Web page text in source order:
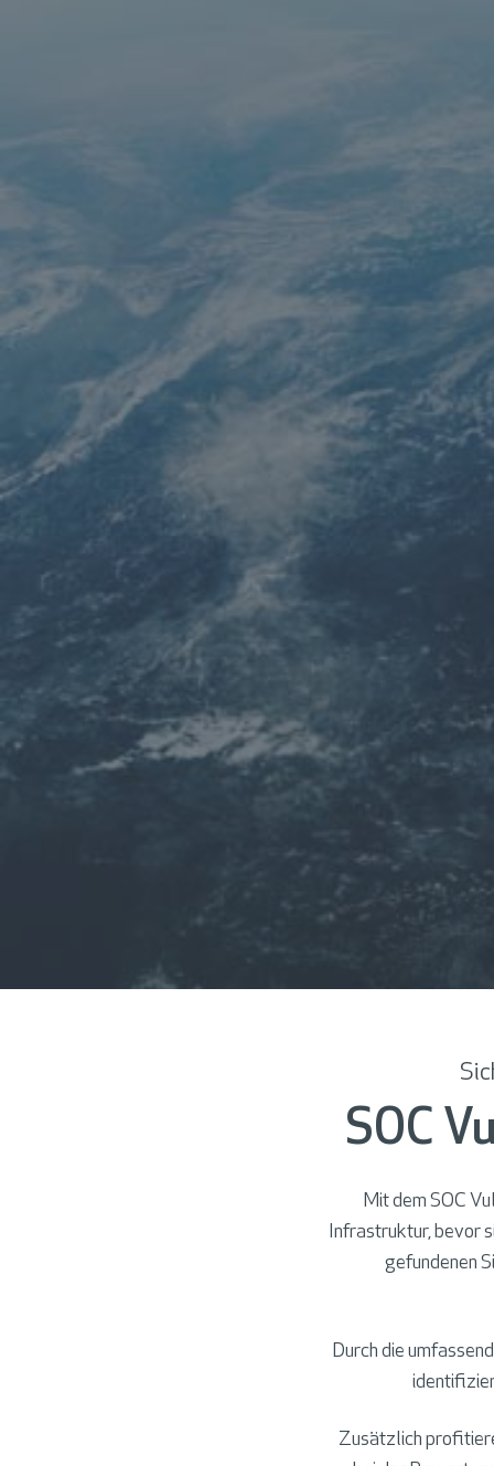
SOC
Mit dem SOC
Infrastruktur, bevor
gefundenen
Durch die
Zusätzlich